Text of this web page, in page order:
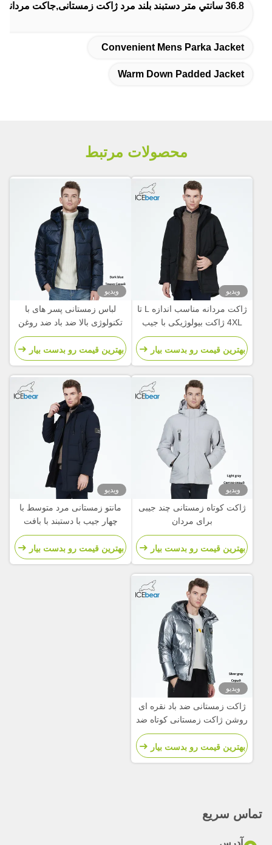
36.8 سانتي متر دستبند بلند مرد ژاکت زمستانی,جاکت مردانه مناسب,ژاکت گرم و پوشیده
Convenient Mens Parka Jacket
Warm Down Padded Jacket
محصولات مرتبط
ویدیو
ژاکت مردانه مناسب اندازه L تا
4XL ژاکت بیولوژیکی با جیب
های زیادی
بهترین قیمت رو بدست بیار
ویدیو
لباس زمستانی پسر های با
تکنولوژی بالا ضد باد ضد روغن
ضد آب ژاکت زمستانی
بهترین قیمت رو بدست بیار
ویدیو
ژاکت کوتاه زمستانی چند جیبی
برای مردان
بهترین قیمت رو بدست بیار
ویدیو
مانتو زمستانی مرد متوسط با
چهار جیب با دستبند با بافت
بهترین قیمت رو بدست بیار
ویدیو
ژاکت زمستانی ضد باد نقره ای
روشن ژاکت زمستانی کوتاه ضد
آب ژاکت زمستانی مردانه
بهترین قیمت رو بدست بیار
تماس سریع